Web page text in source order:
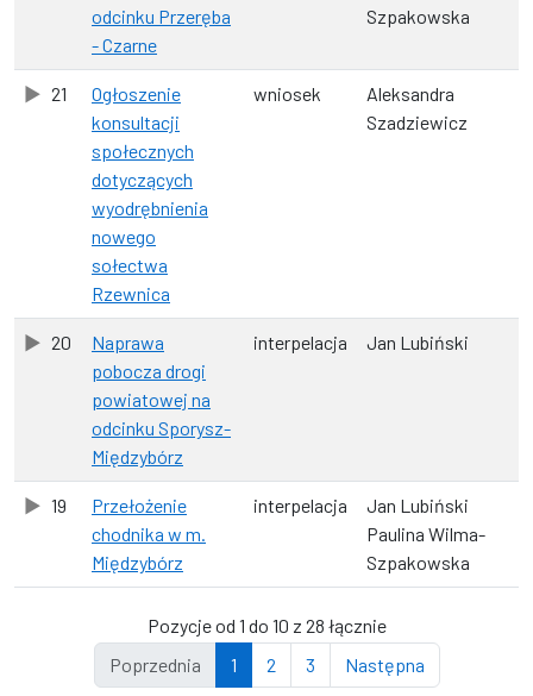
odcinku Przeręba
- Czarne
Szpakowska
21
Ogłoszenie
konsultacji
społecznych
dotyczących
wyodrębnienia
nowego
sołectwa
Rzewnica
wniosek
Aleksandra
Szadziewicz
20
Naprawa
pobocza drogi
powiatowej na
odcinku Sporysz-
Międzybórz
interpelacja Jan Lubiński
19
Przełożenie
chodnika w m.
Międzybórz
interpelacja
Jan Lubiński
Paulina Wilma-
Szpakowska
Pozycje od 1 do 10 z 28 łącznie
Poprzednia
1 2 3 Następna